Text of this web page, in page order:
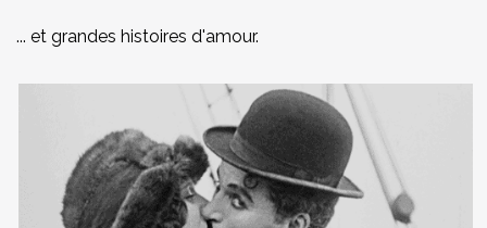
... et grandes histoires d'amour.